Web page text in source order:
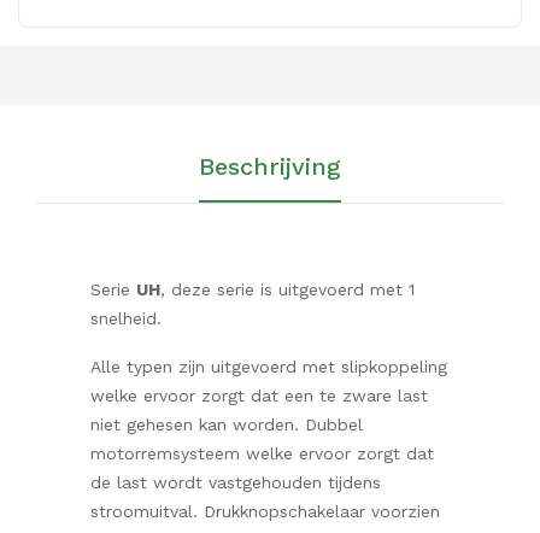
Beschrijving
Serie UH, deze serie is uitgevoerd met 1
snelheid.
Alle typen zijn uitgevoerd met slipkoppeling
welke ervoor zorgt dat een te zware last
niet gehesen kan worden. Dubbel
motorremsysteem welke ervoor zorgt dat
de last wordt vastgehouden tijdens
stroomuitval. Drukknopschakelaar voorzien